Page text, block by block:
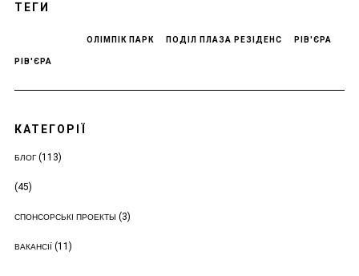
ТЕГИ
ОЛІМПІК ПАРК ПОДІЛ ПЛАЗА РЕЗІДЕНС РІВ'ЄРА
РІВ'ЄРА
КАТЕГОРІЇ
БЛОГ(113)
(45)
СПОНСОРСЬКІ ПРОЕКТЫ (3)
ВАКАНСІЇ(11)